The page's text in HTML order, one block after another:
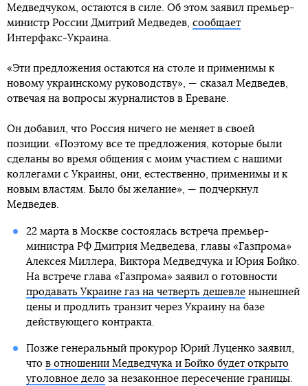
Медведчуком, остаются в силе. Об этом заявил премьер-
министр России Дмитрий Медведев, сообщает
Интерфакс-Украина.
«Эти предложения остаются на столе и применимы к
новому украинскому руководству», — сказал Медведев,
отвечая на вопросы журналистов в Ереване.
Он добавил, что Россия ничего не меняет в своей
позиции. «Поэтому все те предложения, которые были
сделаны во время общения с моим участием с нашими
коллегами с Украины, они, естественно, применимы и к
новым властям. Было бы желание», — подчеркнул
Медведев.
22 марта в Москве состоялась встреча премьер-
министра РФ Дмитрия Медведева, главы «Газпрома»
Алексея Миллера, Виктора Медведчука и Юрия Бойко.
На встрече глава «Газпрома» заявил о готовности
продавать Украине газ на четверть дешевленынешней
цены и продлить транзит через Украину на базе
действующего контракта.
Позже генеральный прокурор Юрий Луценко заявил,
что в отношении Медведчука и Бойко будет открыто
уголовное делоза незаконное пересечение границы.